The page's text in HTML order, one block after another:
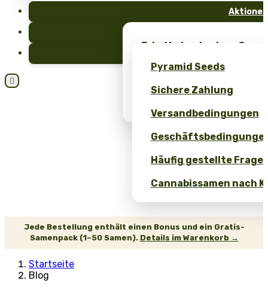
Aktionen
Erhalte kostenlose
Seeds!
Erhalten Sie 10 %
Pyramid Seeds
Sichere Zahlung
Versandbedingungen
Häufig gestellte Fragen
Cannabissamen nach

Jede Bestellung enthält einen Bonus und ein Gratis-
Samenpack (1–50 Samen). Details im Warenkorb →
Startseite
Blog